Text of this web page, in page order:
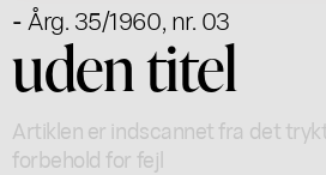
- Årg. 35/1960, nr. 03
uden titel
Artiklen er indscannet fra det
forbehold for fejl